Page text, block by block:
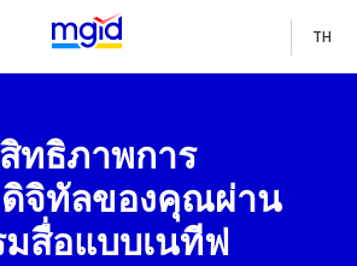
TH
ทธิภาพการ
จิทัลของคุณผ่าน
สื่อแบบเนทีฟ